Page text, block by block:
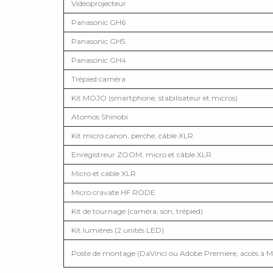
Vidéoprojecteur
Panasonic GH6
Panasonic GH5
Panasonic GH4
Trépied caméra
Kit MOJO (smartphone, stabilisateur et micros)
Atomos Shinobi
Kit micro canon, perche, câble XLR
Enregistreur ZOOM, micro et câble XLR
Micro et câble XLR
Micro cravate HF RODE
Kit de tournage (caméra, son, trépied)
Kit lumières (2 unités LED)
Poste de montage (DaVinci ou Adobe Premiere, accès à